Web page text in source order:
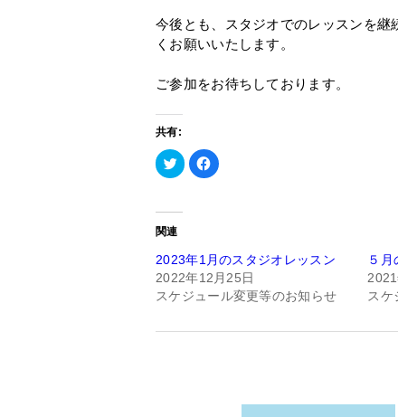
今後とも、スタジオでのレッスンを継
くお願いいたします。
ご参加をお待ちしております。
共有:
ク
リ
て
有
(新
し
い
ウ
ド
Facebook
で
リ
ッ
ク
て
さ
関連
2023年1月のスタジオレッスン
2022年12月25日
スケジュール変更等のお知らせ
５月
スケ